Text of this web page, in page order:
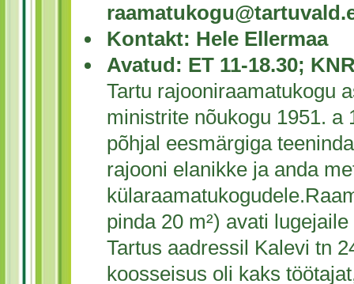
Kontakt: Hele Ellermaa
Avatud: ET 11-18.30;
Tartu rajooniraamatukogu
ministrite nõukogu 1951. a
põhjal eesmärgiga
rajooni elanikke ja anda
pinda 20 m²) avati
Tartus aadressil Kalevi tn
koosseisus oli kaks